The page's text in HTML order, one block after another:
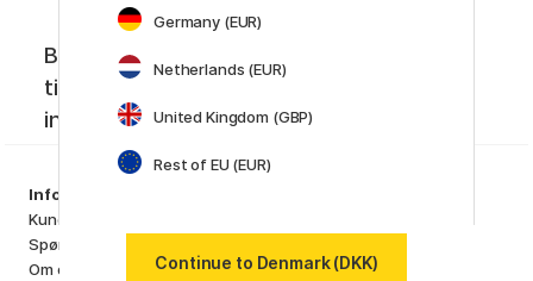
Bliv medlem af Pen Store Plus! Få unikke
tilbud, de seneste nyheder og kreativ
inspiration.
Information
Kundeservice
Spørgsmål og svar
Om os
Hobby & Kreativitet
Penne
Germany (EUR)
Netherlands (EUR)
United Kingdom (GBP)
Rest of EU (EUR)
Continue to Denmark (DKK)